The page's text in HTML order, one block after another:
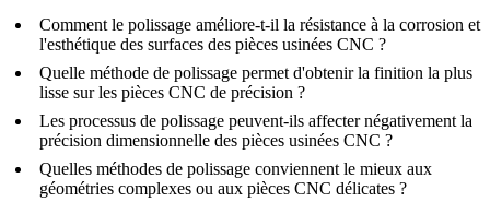
Comment le polissage améliore-t-il la résistance à la corrosion et
l'esthétique des surfaces des pièces usinées CNC ?
Quelle méthode de polissage permet d'obtenir la finition la plus
lisse sur les pièces CNC de précision ?
Les processus de polissage peuvent-ils affecter négativement la
précision dimensionnelle des pièces usinées CNC ?
Quelles méthodes de polissage conviennent le mieux aux
géométries complexes ou aux pièces CNC délicates ?